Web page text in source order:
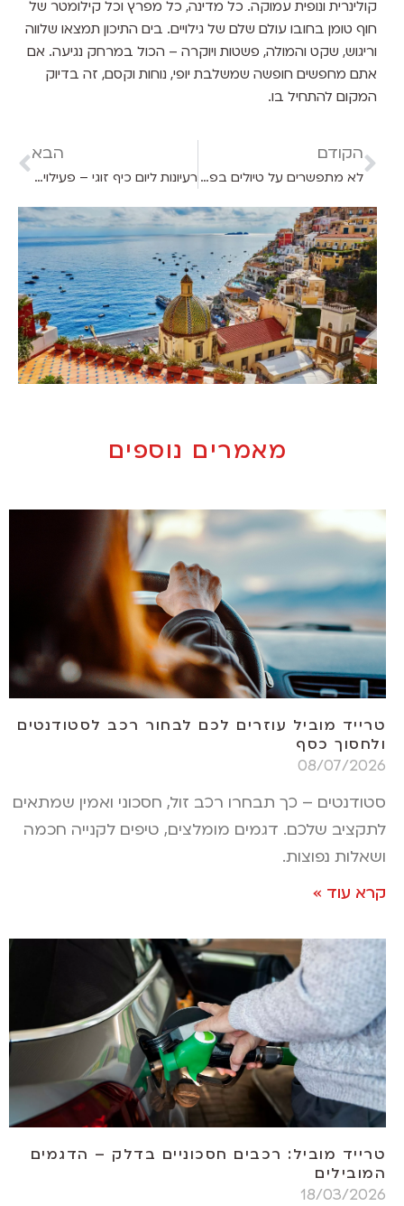
קולינרית ונופית עמוקה. כל מדינה, כל מפרץ וכל קילומטר של
חוף טומן בחובו עולם שלם של גילויים. בים התיכון תמצאו שלווה
וריגוש, שקט והמולה, פשטות ויוקרה – הכול במרחק נגיעה. אם
אתם מחפשים חופשה שמשלבת יופי, נוחות וקסם, זה בדיוק
המקום להתחיל בו.
הקודם
לא מתפשרים על טיולים בפסח! היעדים המפתיעים שנגישים עם רכב
הבא
רעיונות ליום כיף זוגי – פעילויות רומנטיות לכל טעם ותקציב
מאמרים נוספים
טרייד מוביל עוזרים לכם לבחור רכב לסטודנטים
ולחסוך כסף
08/07/2026
סטודנטים – כך תבחרו רכב זול, חסכוני ואמין שמתאים
לתקציב שלכם. דגמים מומלצים, טיפים לקנייה חכמה
ושאלות נפוצות.
קרא עוד »
טרייד מוביל: רכבים חסכוניים בדלק – הדגמים
המובילים
18/03/2026